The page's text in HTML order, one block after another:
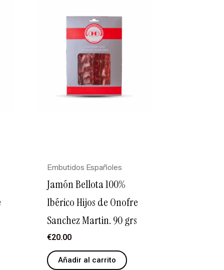
Embutidos Españoles
Jamón Bellota 100%
Ibérico Hijos de Onofre
Sanchez Martin. 90 grs
€20.00
Añadir al carrito